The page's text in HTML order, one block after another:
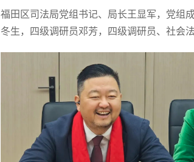
福田区司法局党组书记、局长王显军，党组
冬生，四级调研员邓芳，四级调研员、社会